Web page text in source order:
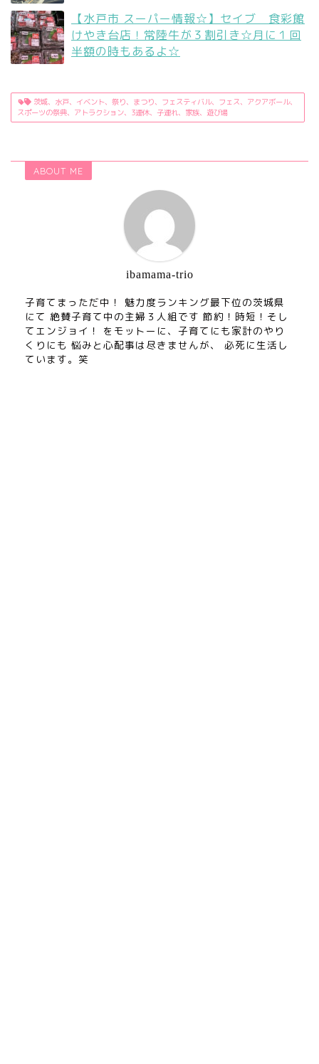
【水戸市 スーパー情報☆】セイブ 食彩館
けやき台店！常陸牛が３割引き☆月に１回
半額の時もあるよ☆
茨城、水戸、イベント、祭り、まつり、フェスティバル、フェス、アクアボール、
スポーツの祭典、アトラクション、3連休、子連れ、家族、遊び場
ABOUT ME
ibamama-trio
子育てまっただ中！ 魅力度ランキング最下位の茨城県
にて 絶賛子育て中の主婦３人組です 節約！時短！そし
てエンジョイ！ をモットーに、子育てにも家計のやり
くりにも 悩みと心配事は尽きませんが、 必死に生活し
ています。笑